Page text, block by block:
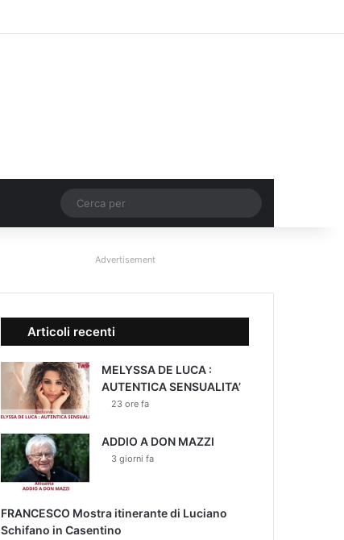
Un articolo a caso
per
Advertisement
Articoli recenti
MELYSSA DE LUCA :
AUTENTICA SENSUALITA’
23 ore fa
ADDIO A DON MAZZI
3 giorni fa
FRANCESCO Mostra itinerante di Luciano
Schifano in Casentino